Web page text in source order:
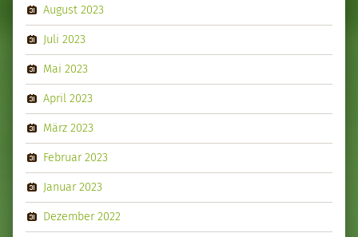
August 2023
Juli 2023
Mai 2023
April 2023
März 2023
Februar 2023
Januar 2023
Dezember 2022